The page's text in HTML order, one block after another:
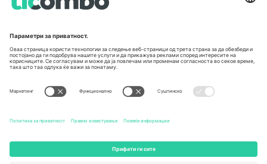
Канцеларии и поддршка
Germany
Berlin, Germany
United Kingdom
London, EC1V 1AW, United
131 Continental Dr, Suite 305,
Newark, Delaware 19713, United
Dorfstrasse 52a, 6390
Engelberg, Switzerland